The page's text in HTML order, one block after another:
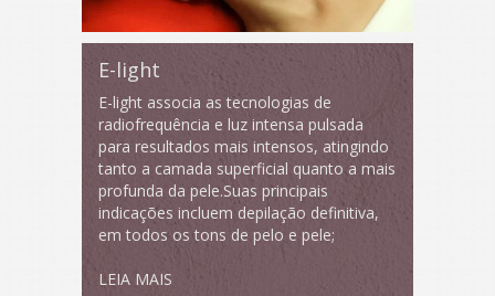
E-light
E-light associa as tecnologias de
radiofrequência e luz intensa pulsada
para resultados mais intensos, atingindo
tanto a camada superficial quanto a mais
profunda da pele.Suas principais
indicações incluem depilação definitiva,
em todos os tons de pelo e pele;
LEIA MAIS